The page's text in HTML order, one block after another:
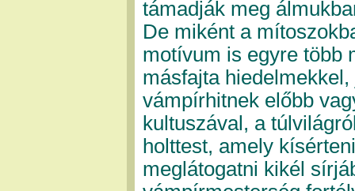
támadják meg
De miként a
motívum is egyre több
másfajta
vámpírhitnek előbb
kultuszával, a
holttest, amely
meglátogatni kikél